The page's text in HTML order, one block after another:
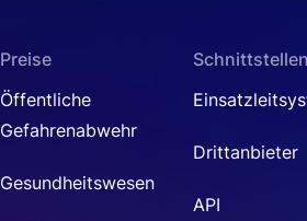
Preise
Öffentliche
Gefahrenabwehr
Gesundheitswesen
Drittanbieter
API